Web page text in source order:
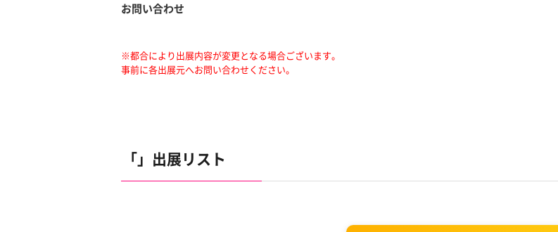
お問い合わせ
※都合により出展内容が変更となる場合ございます。
事前に各出展元へお問い合わせください。
「」出展リスト